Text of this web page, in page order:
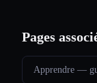
Pages
Apprendre —